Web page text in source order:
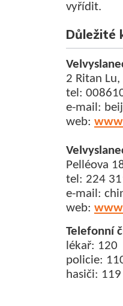
vyřídit.
Důležité
2 Ritan
tel:
e-mail:
web:
Pelléova
tel: 224
e-mail:
web:
Telefonní
lékař: 120
policie:
hasiči: 119